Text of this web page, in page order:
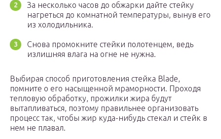
За несколько часов до обжарки дайте стейку
нагреться до комнатной температуры, вынув его
из холодильника.
Снова промокните стейки полотенцем, ведь
излишняя влага на огне не нужна.
Выбирая способ приготовления стейка Blade,
помните о его насыщенной мраморности. Проходя
тепловую обработку, прожилки жира будут
вытапливаться, поэтому правильнее организовать
процесс так, чтобы жир куда-нибудь стекал и стейк в
нем не плавал.